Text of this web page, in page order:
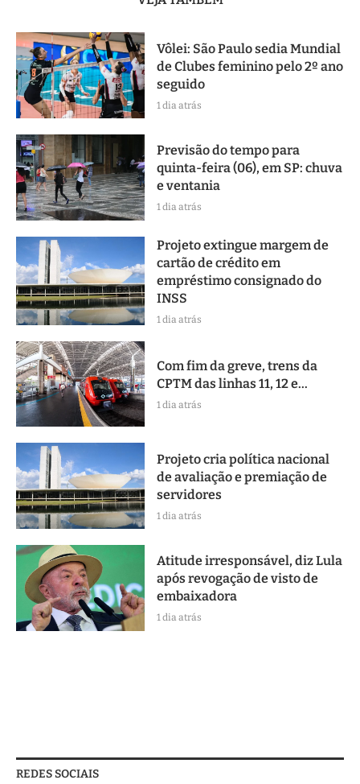
Vôlei: São Paulo sedia Mundial
de Clubes feminino pelo 2º ano
seguido
1 dia atrás
Previsão do tempo para
quinta-feira (06), em SP: chuva
e ventania
1 dia atrás
Projeto extingue margem de
cartão de crédito em
empréstimo consignado do
INSS
1 dia atrás
Com fim da greve, trens da
CPTM das linhas 11, 12 e...
1 dia atrás
Projeto cria política nacional
de avaliação e premiação de
servidores
1 dia atrás
Atitude irresponsável, diz Lula
após revogação de visto de
embaixadora
1 dia atrás
REDES SOCIAIS